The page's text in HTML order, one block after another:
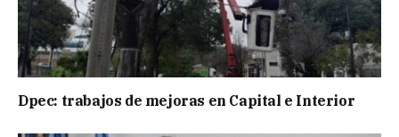
Dpec: trabajos de mejoras en Capital e Interior